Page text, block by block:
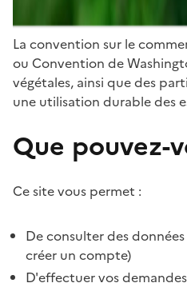
La convention sur le
ou Convention de
végétales, ainsi que des
une utilisation durable des
Que pouvez-
Ce site vous permet :
De consulter des
créer un compte)
D'effectuer vos